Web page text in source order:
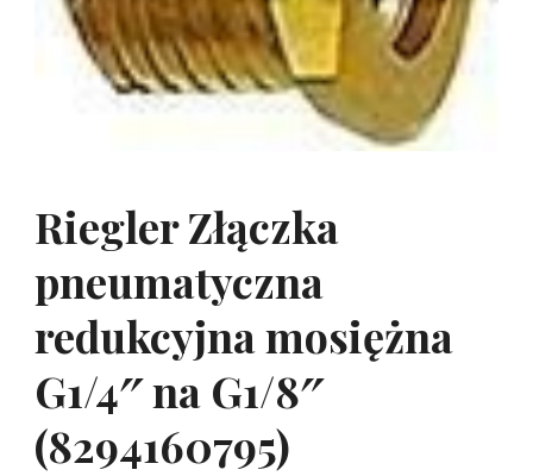
Riegler Złączka
pneumatyczna
redukcyjna mosiężna
G1/4″ na G1/8″
(8294160795)